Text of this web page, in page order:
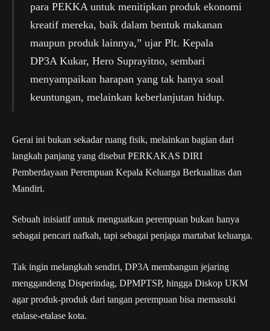
para PEKKA untuk menitipkan produk ekonomi
kreatif mereka, baik dalam bentuk makanan
maupun produk lainnya,” ujar Plt. Kepala
DP3A Kukar, Hero Suprayitno, sembari
menyampaikan harapan yang tak hanya soal
keuntungan, melainkan keberlanjutan hidup.
Gerai ini bukan sekadar ruang fisik, melainkan bagian dari
langkah panjang yang disebut PERKAKAS DIRI
Pemberdayaan Perempuan Kepala Keluarga Berkualitas dan
Mandiri.
Sebuah inisiatif untuk menguatkan perempuan bukan hanya
sebagai pencari nafkah, tapi sebagai penjaga martabat keluarga.
Tak ingin melangkah sendiri, DP3A membangun jejaring
menggandeng Disperindag, DPMPTSP, hingga Diskop UKM
agar produk-produk dari tangan perempuan bisa memasuki
etalase-etalase kota.